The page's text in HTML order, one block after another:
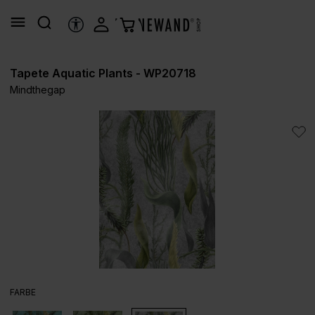
springen
HILFSTOOLS
Bildergalerie überspringen
Tapete Aquatic Plants - WP20718
Mindthegap
FARBE